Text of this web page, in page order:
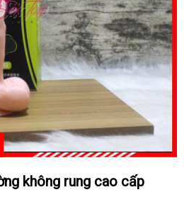
không rung cao cấp